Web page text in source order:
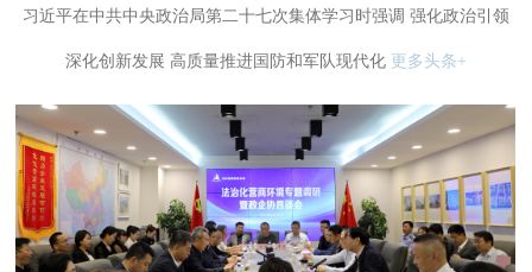
习近平在中共中央政治局第二十七次集体学习时强调 强化政治引领
深化创新发展 高质量推进国防和军队现代化 更多头条+